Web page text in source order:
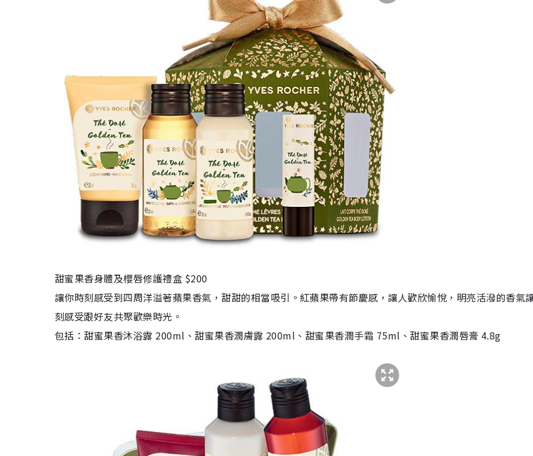
甜蜜果香身體及櫻唇修護禮盒 $200
讓你時刻感受到四周洋溢著蘋果香氣，甜甜的相當吸引。紅蘋果帶有節慶感，讓人歡欣愉悅，明亮活潑的香氣
刻感受跟好友共聚歡樂時光。
包括：甜蜜果香沐浴露 200ml、甜蜜果香潤膚露 200ml、甜蜜果香潤手霜 75ml、甜蜜果香潤唇膏 4.8g